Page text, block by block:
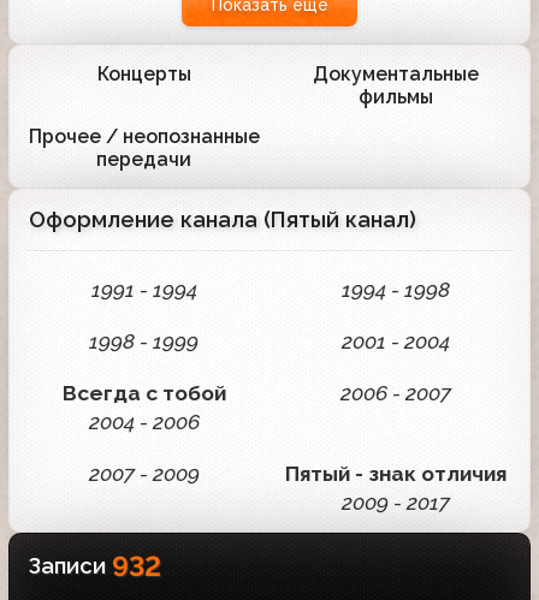
Показать ещё
Концерты
Документальные
фильмы
34
Прочее / неопознанные
передачи
Оформление канала (Пятый канал)
1991 - 1994 1994 - 1998
1998 - 1999 2001 - 2004
Всегда с тобой
2004 - 2006
2006 - 2007
2007 - 2009
Пятый - знак отличия
2009 - 2017
Записи 932